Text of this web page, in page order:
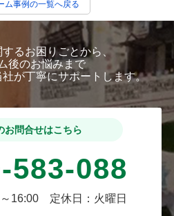
ム事例の一覧へ戻る
るお困りごとから、
後のお悩みまで
が丁寧にサポートします。
お問合せはこちら
583-088
～16:00 定休日：火曜日